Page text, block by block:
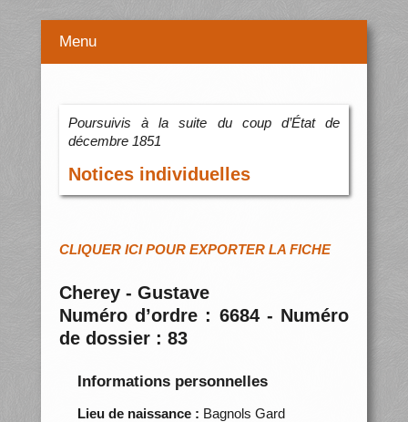
Menu
Poursuivis à la suite du coup d’État de
décembre 1851
Notices individuelles
CLIQUER ICI POUR EXPORTER LA FICHE
Cherey - Gustave
Numéro d’ordre : 6684 - Numéro
de dossier : 83
Informations personnelles
Lieu de naissance : Bagnols Gard